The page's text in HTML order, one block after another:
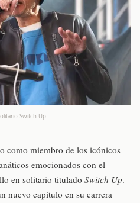
Switch Up
como miembro de los icónicos
emocionados con el
en solitario titulado Switch Up.
nuevo capítulo en su carrera